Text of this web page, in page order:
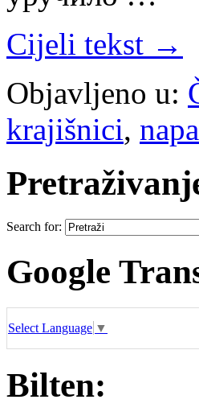
Cijeli tekst →
Objavljeno u:
krajišnici,
Search for:
Google
Select Language ▼
Bilten: